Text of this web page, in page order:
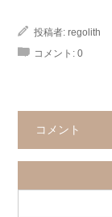
投稿者: regolith
コメント: 0
コメント